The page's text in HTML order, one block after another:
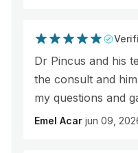
Dr Pincus and his
the consult and
my questions and
Emel Acar jun 09,